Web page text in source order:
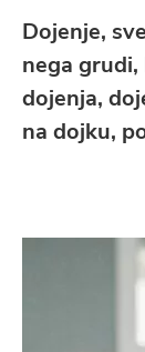
Dojenje,
nega
dojenja,
na dojku,